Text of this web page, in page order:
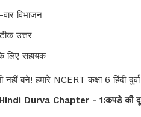
विभाजन
उत्तर
लिए सहायक
नहीं बने! हमारे NCERT कक्षा 6
Durva Chapter - 1:कपडे की